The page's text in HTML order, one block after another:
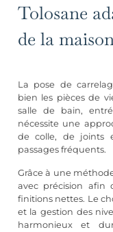
Tolosane
de la
La pose de
bien les pièces de
salle de bain,
nécessite une
de colle, de joints
passages fréquents.
Grâce à une
avec précision afin
finitions nettes. Le
et la gestion des
harmonieux et